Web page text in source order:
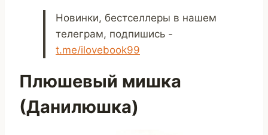
Новинки, бестселлеры в нашем
телеграм, подпишись -
t.me/ilovebook99
Плюшевый мишка
(Данилюшка)